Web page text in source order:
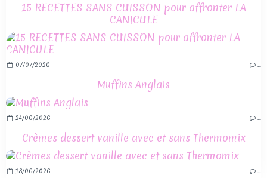
15 RECETTES SANS CUISSON pour affronter LA
CANICULE
07/07/2026 …
Muffins Anglais
24/06/2026 …
Crèmes dessert vanille avec et sans Thermomix
18/06/2026 …